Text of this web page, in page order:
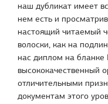
наш дубликат имеет
нем есть и
настоящий читаемый
волоски, как на
нас диплом на
высококачественный
отличительными
документам этого